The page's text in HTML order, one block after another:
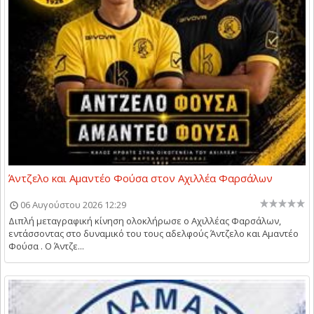
Άντζελο και Αμαντέο Φούσα στον Αχιλλέα Φαρσάλων
06 Αυγούστου 2026 12:29
Διπλή μεταγραφική κίνηση ολοκλήρωσε ο Αχιλλέας Φαρσάλων,
εντάσσοντας στο δυναμικό του τους αδελφούς Άντζελο και Αμαντέο
Φούσα . Ο Άντζε...